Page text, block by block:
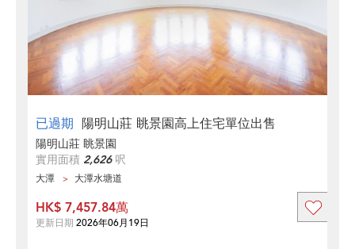
已過期 陽明山莊 眺景園高上住宅單位出售
陽明山莊 眺景園
實用面積 2,626呎
大潭 大潭水塘道
HK$ 7,457.84萬
更新日期 2026年06月19日